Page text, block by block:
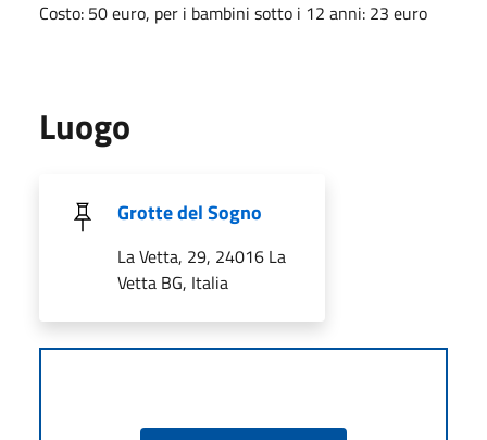
Costo: 50 euro, per i bambini sotto i 12 anni: 23 euro
Luogo
Grotte del Sogno
La Vetta, 29, 24016 La
Vetta BG, Italia